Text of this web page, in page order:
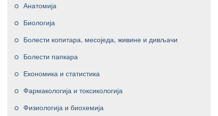
Анатомија
Биологија
Болести копитара, месоједа, живине и дивљачи
Болести папкара
Економика и статистика
Фармакологија и токсикологија
Физиологија и биохемија